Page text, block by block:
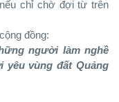
chỉ chờ đợi từ trên
đồng:
người làm nghề
vùng đất Quảng